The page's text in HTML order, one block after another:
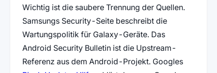
Wichtig ist die saubere Trennung der Quellen.
Samsungs Security-Seite beschreibt die
Wartungspolitik für Galaxy-Geräte. Das
Android Security Bulletin ist die Upstream-
Referenz aus dem Android-Projekt. Googles